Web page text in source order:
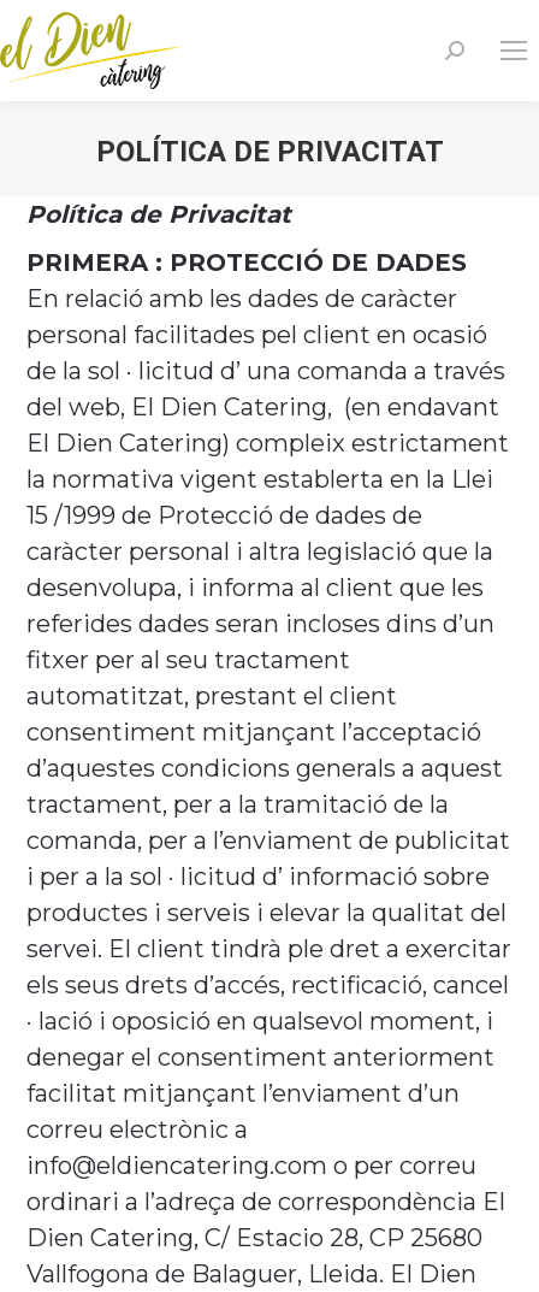
Search:
POLÍTICA DE PRIVACITAT
Política de Privacitat
PRIMERA : PROTECCIÓ DE DADES
En relació amb les dades de caràcter
personal facilitades pel client en ocasió
de la sol · licitud d’ una comanda a través
del web, El Dien Catering, (en endavant
El Dien Catering) compleix estrictament
la normativa vigent establerta en la Llei
15 /1999 de Protecció de dades de
caràcter personal i altra legislació que la
desenvolupa, i informa al client que les
referides dades seran incloses dins d’un
fitxer per al seu tractament
automatitzat, prestant el client
consentiment mitjançant l’acceptació
d’aquestes condicions generals a aquest
tractament, per a la tramitació de la
comanda, per a l’enviament de publicitat
i per a la sol · licitud d’ informació sobre
productes i serveis i elevar la qualitat del
servei. El client tindrà ple dret a exercitar
els seus drets d’accés, rectificació, cancel
· lació i oposició en qualsevol moment, i
denegar el consentiment anteriorment
facilitat mitjançant l’enviament d’un
correu electrònic a
info@eldiencatering.com o per correu
ordinari a l’adreça de correspondència El
Dien Catering, C/ Estacio 28, CP 25680
Vallfogona de Balaguer, Lleida. El Dien